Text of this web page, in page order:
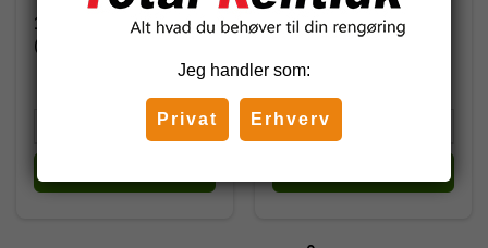
160,00 DKK
(inkl. moms)
142,50 DKK
114,00 DKK
Jeg handler som:
Privat Erhverv